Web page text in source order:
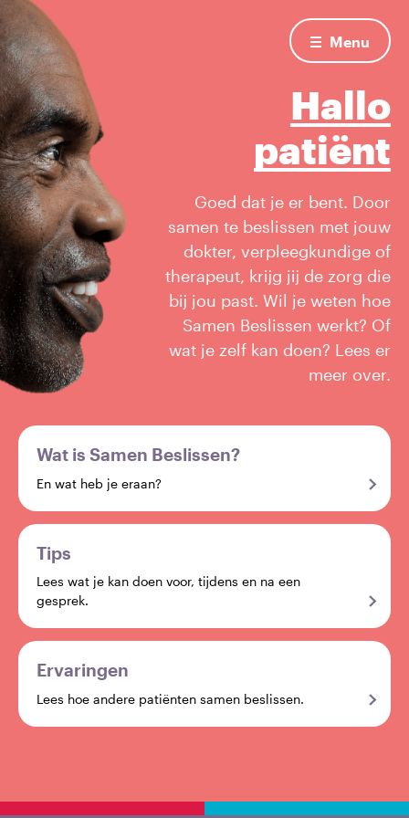
Menu
Hallo patiënt
Hallo
patiënt
Goed dat je er bent. Door
samen te beslissen met jouw
dokter, verpleegkundige of
therapeut, krijg jij de zorg die
bij jou past. Wil je weten hoe
Samen Beslissen werkt? Of
wat je zelf kan doen? Lees er
meer over.
Wat is Samen Beslissen?
En wat heb je eraan?
Tips
Lees wat je kan doen voor, tijdens en na een
gesprek.
Ervaringen
Lees hoe andere patiënten samen beslissen.